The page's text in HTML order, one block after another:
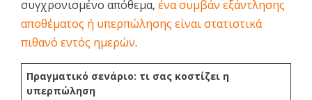
συγχρονισμένο απόθεμα, ένα συμβάν εξάντλησης
αποθέματος ή υπερπώλησης είναι στατιστικά
πιθανό εντός ημερών.
Πραγματικό σενάριο: τι σας κοστίζει η
υπερπώληση